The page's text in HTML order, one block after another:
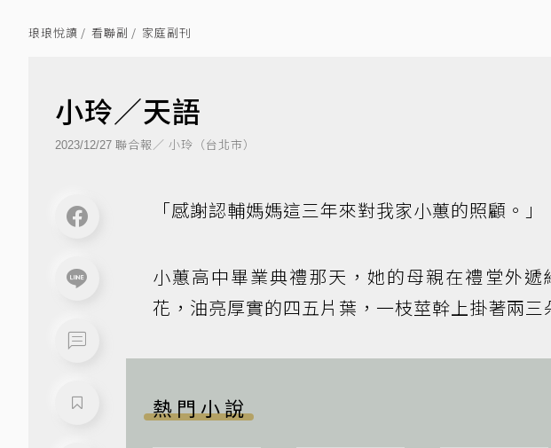
琅琅悅讀 看聯副 家庭副刊
小玲／天語
2023/12/27 聯合報／ 小玲（台北市）
「感謝認輔媽媽這三年來對我家小蕙的照顧。」
小蕙高中畢業典禮那天，她的母親在禮堂外
花，油亮厚實的四五片葉，一枝莖幹上掛著兩三
熱門小說